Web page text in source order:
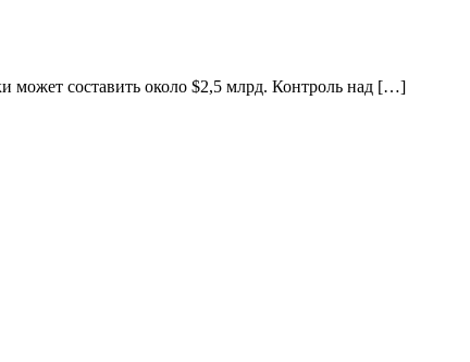
может составить около $2,5 млрд. Контроль над […]